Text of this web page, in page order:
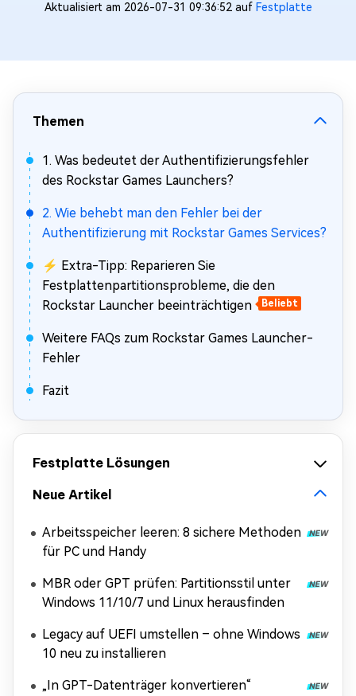
Aktualisiert am 2026-07-31 09:36:52 auf Festplatte
Themen
1. Was bedeutet der Authentifizierungsfehler
des Rockstar Games Launchers?
2. Wie behebt man den Fehler bei der
Authentifizierung mit Rockstar Games Services?
⚡ Extra-Tipp: Reparieren Sie
Festplattenpartitionsprobleme, die den
Rockstar Launcher beeinträchtigen
Beliebt
Weitere FAQs zum Rockstar Games Launcher-
Fehler
Fazit
Festplatte Lösungen
Neue Artikel
Arbeitsspeicher leeren: 8 sichere Methoden
für PC und Handy
MBR oder GPT prüfen: Partitionsstil unter
Windows 11/10/7 und Linux herausfinden
Legacy auf UEFI umstellen – ohne Windows
10 neu zu installieren
„In GPT-Datenträger konvertieren“